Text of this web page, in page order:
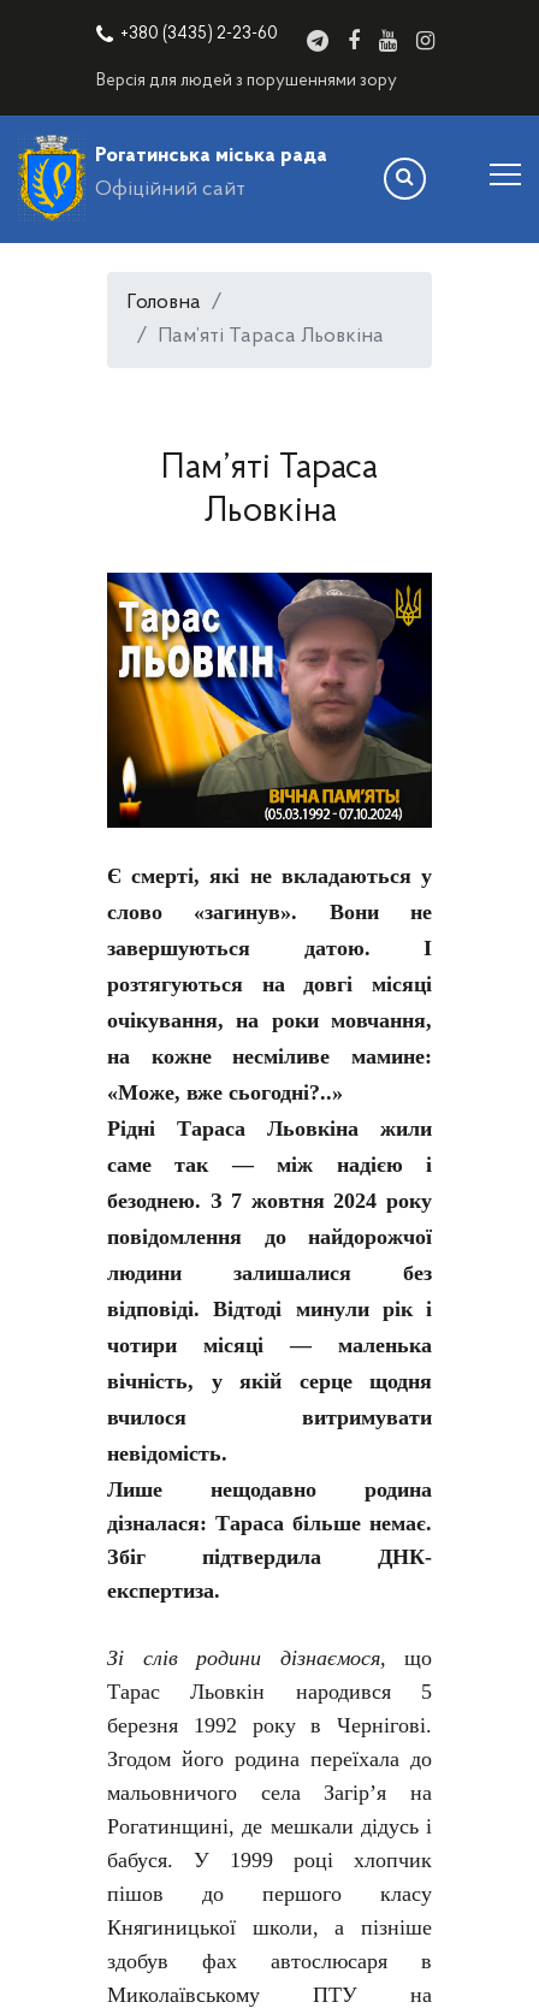
+380 (3435) 2-23-60
Версія для людей з порушеннями зору
Рогатинська міська рада
Офіційний сайт
Головна
Пам’яті Тараса Льовкіна
Пам’яті Тараса
Льовкіна
Є смерті, які не вкладаються у
слово «загинув». Вони не
завершуються датою. І
розтягуються на довгі місяці
очікування, на роки мовчання,
на кожне несміливе мамине:
«Може, вже сьогодні?..»
Рідні Тараса Льовкіна жили
саме так — між надією і
безоднею. З 7 жовтня 2024 року
повідомлення до найдорожчої
людини залишалися без
відповіді. Відтоді минули рік і
чотири місяці — маленька
вічність, у якій серце щодня
вчилося витримувати
невідомість.
Лише нещодавно родина
дізналася: Тараса більше немає.
Збіг підтвердила ДНК-
експертиза.
Зі слів родини дізнаємося, що
Тарас Льовкін народився 5
березня 1992 року в Чернігові.
Згодом його родина переїхала до
мальовничого села Загір’я на
Рогатинщині, де мешкали дідусь і
бабуся. У 1999 році хлопчик
пішов до першого класу
Княгиницької школи, а пізніше
здобув фах автослюсаря в
Миколаївському ПТУ на